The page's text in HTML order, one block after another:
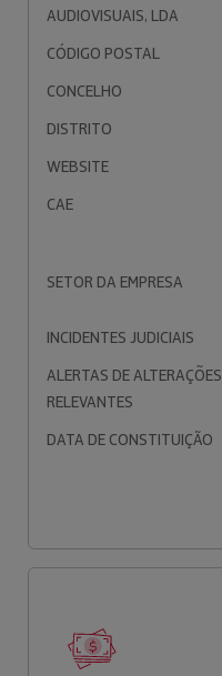
AUDIOVISUAIS, LDA
CÓDIGO POSTAL
CONCELHO
DISTRITO
WEBSITE
CAE
SETOR DA EMPRESA
INCIDENTES JUDICIAIS
ALERTAS DE ALTERAÇÕES
RELEVANTES
DATA DE CONSTITUIÇÃO